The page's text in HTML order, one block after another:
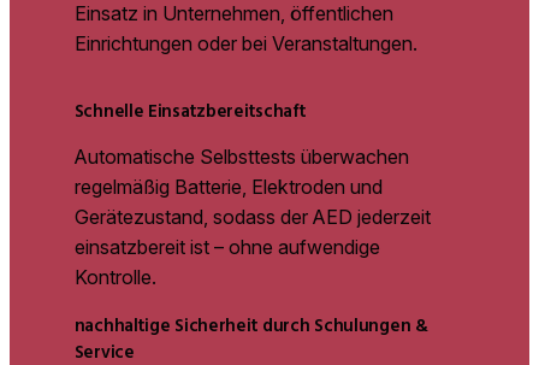
Einsatz in Unternehmen, öffentlichen
Einrichtungen oder bei Veranstaltungen.
Schnelle Einsatzbereitschaft
Automatische Selbsttests überwachen
regelmäßig Batterie, Elektroden und
Gerätezustand, sodass der AED jederzeit
einsatzbereit ist – ohne aufwendige
Kontrolle.
nachhaltige Sicherheit durch Schulungen &
Service